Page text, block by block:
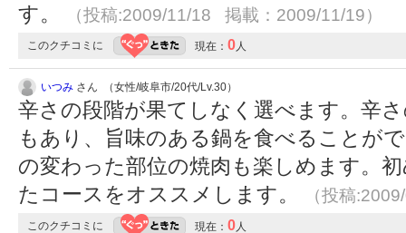
す。
（投稿:2009/11/18 掲載：2009/11/19）
このクチコミに 現在： 0人
いつみ さん （女性/岐阜市/20代/Lv.30）
辛さの段階が果てしなく選べます。辛
もあり、旨味のある鍋を食べることが
の変わった部位の焼肉も楽しめます。
たコースをオススメします。
（投稿
このクチコミに 現在： 0人